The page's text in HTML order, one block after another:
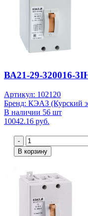
ВА21-29-320016-
Артикул: 102120
Бренд: КЭАЗ (Курский
В наличии 56 шт
10042.16 руб.
-
В корзину